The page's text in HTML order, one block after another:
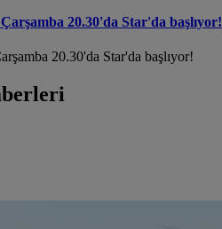
20.30'da Star'da başlıyor!
20.30'da Star'da başlıyor!